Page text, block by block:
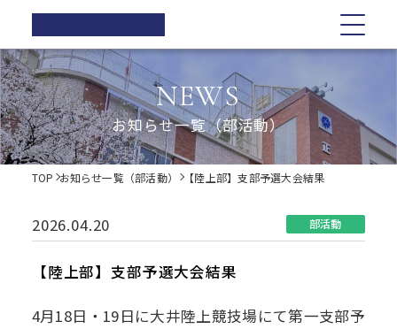
正則高等
学校
学校紹介
正則高等学校の3つの柱
校長ご挨拶
歴史・伝統
制服紹介
教育の特色
正則教育の全体図
学習指導
教科紹介
教育内容
生活指導
後援会
学校生活
年間行事
体育祭
学院祭
学習旅行
入試情報
オープンスクール・学校説明会
募集要項
Web出願について
入試Q&A
在校生の方へ
卒業生の方へ
各種証明書の発行
同窓会
学校紹介
正則高等学校の3つの柱
校長ご挨拶
教育の特色
正則教育の全体図
学校生活
NEWS
お知らせ一覧（部活動）
TOP お知らせ一覧（部活動） 【陸上部】支部予選大会結果
2026.04.20 部活動
【陸上部】支部予選大会結果
4月18日・19日に大井陸上競技場にて第一支部予